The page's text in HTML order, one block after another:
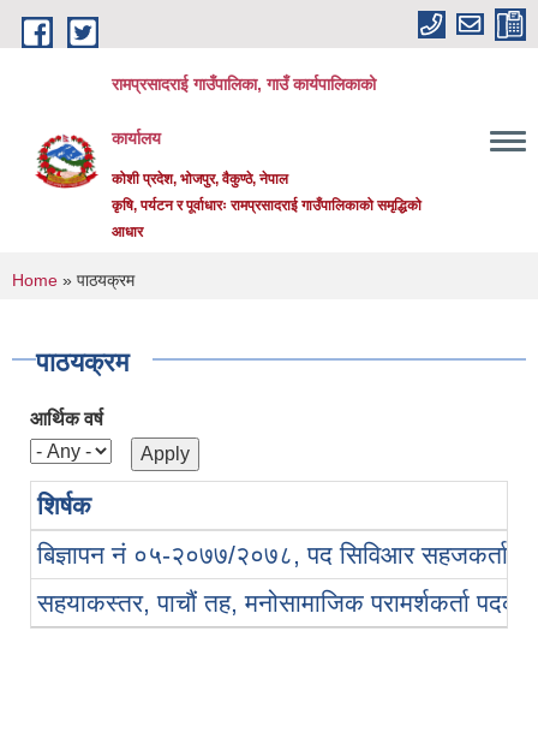
Skip to main content
रामप्रसादराई गाउँपालिका, गाउँ कार्यपालिकाको
कार्यालय
कोशी प्रदेश, भोजपुर, वैकुण्ठे, नेपाल
कृषि, पर्यटन र पूर्वाधारः रामप्रसादराई गाउँपालिकाको समृद्धिको
आधार
You are here
Home » पाठयक्रम
पाठयक्रम
आर्थिक वर्ष
शिर्षक
बिज्ञापन नं ०५-२०७७/२०७८, पद सिविआर सहजकर्ता
सहयाकस्तर, पाचौं तह, मनोसामाजिक परामर्शकर्ता पदको